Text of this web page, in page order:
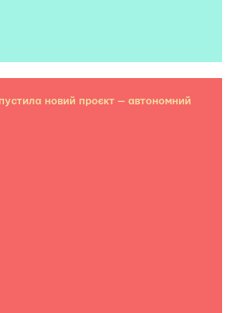
новий проєкт — автономний